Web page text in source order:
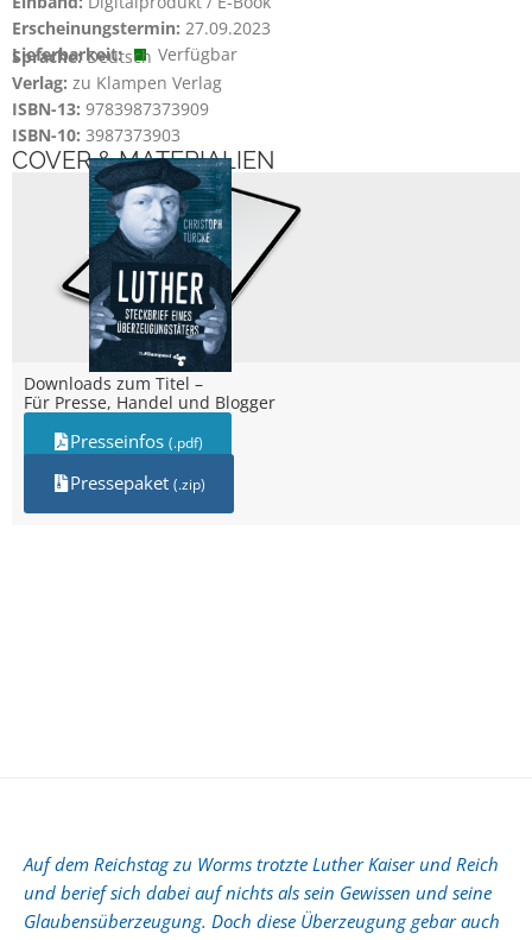
Erscheinungstermin: 27.09.2023
Lieferbarkeit:
Verfügbar
Sprache:Deutsch
Verlag: zu Klampen Verlag
ISBN-13: 9783987373909
ISBN-10: 3987373903
COVER & MATERIALIEN
Downloads zum Titel –
Für Presse, Handel und Blogger
Presseinfos (.pdf)
Pressepaket (.zip)
Auf dem Reichstag zu Worms trotzte Luther Kaiser und Reich
und berief sich dabei auf nichts als sein Gewissen und seine
Glaubensüberzeugung. Doch diese Überzeugung gebar auch